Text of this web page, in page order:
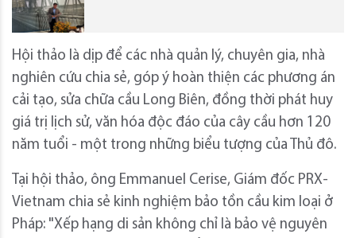
Hội thảo là dịp để các nhà quản lý, chuyên gia, nhà
nghiên cứu chia sẻ, góp ý hoàn thiện các phương án
cải tạo, sửa chữa cầu Long Biên, đồng thời phát huy
giá trị lịch sử, văn hóa độc đáo của cây cầu hơn 120
năm tuổi - một trong những biểu tượng của Thủ đô.
Tại hội thảo, ông Emmanuel Cerise, Giám đốc PRX-
Vietnam chia sẻ kinh nghiệm bảo tồn cầu kim loại ở
Pháp: "Xếp hạng di sản không chỉ là bảo vệ nguyên